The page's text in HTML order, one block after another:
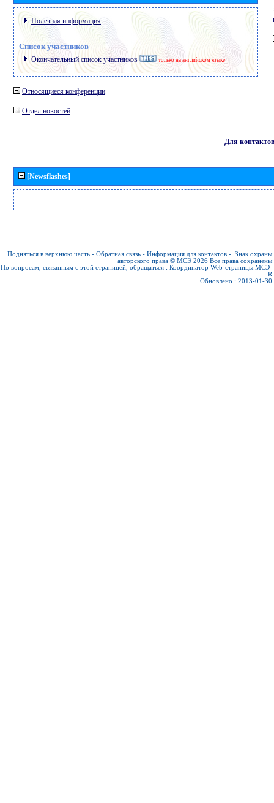
Полезная информация
Список участников
Окончательный список участников только на английском языке
Относящиеся конференции
Отдел новостей
Для контактов
[Newsflashes]
Подняться в верхнюю часть - Обратная связь - Информация для контактов - Знак охраны
авторского права © МСЭ 2026 Все права сохранены
По вопросам, связанным с этой страницей, обращаться : Координатор Web-страницы МСЭ-
R
Обновлено : 2013-01-30